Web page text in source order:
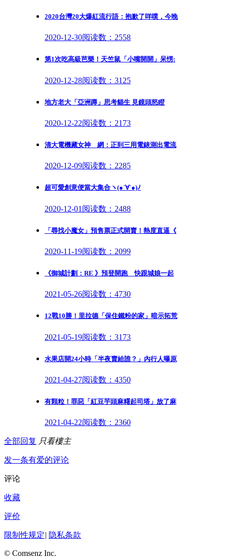
2020台灣20大爆紅流行語：抱歉了咩噗，今晚
2020-12-30阅读数：2558
第1次吃高級芭樂！天竺鼠「小嘴開開」呆愣:
2020-12-28阅读数：3125
地方老大「亞洲蹲」思考貓生 見鏡頭怒瞪
2020-12-22阅读数：2173
清大電機藏女神 網：正到三用電錶測出電流
2020-12-09阅读数：2285
超可愛創意便當大集合ヽ(●´∀`●)ﾉ
2020-12-01 阅读数：2488
「尋找小魔女」預售票正式開賣！熱度直逼《
2020-11-19阅读数：2099
《御城計劃：RE 》預登開跑 快跟城娘一起
2021-05-26阅读数：4730
12戰10勝！里拉德「保住鐵粉的家」暗示拓荒
2021-05-19阅读数：3173
水果店開24小時「半夜賣給誰？」內行人曝原
2021-04-27阅读数：4350
有顆粒！罪惡「紅豆芋頭麻糬起司塔」放了麻
2021-04-22阅读数：2360
全部回复 只看樓主
发一条有爱的评论
评论
收藏
评价
限制性规定| 隐私条款
© Comsenz Inc.